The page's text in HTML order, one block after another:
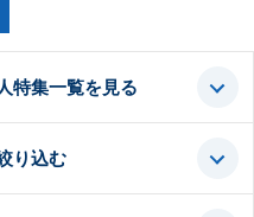
特集一覧を見る
り込む